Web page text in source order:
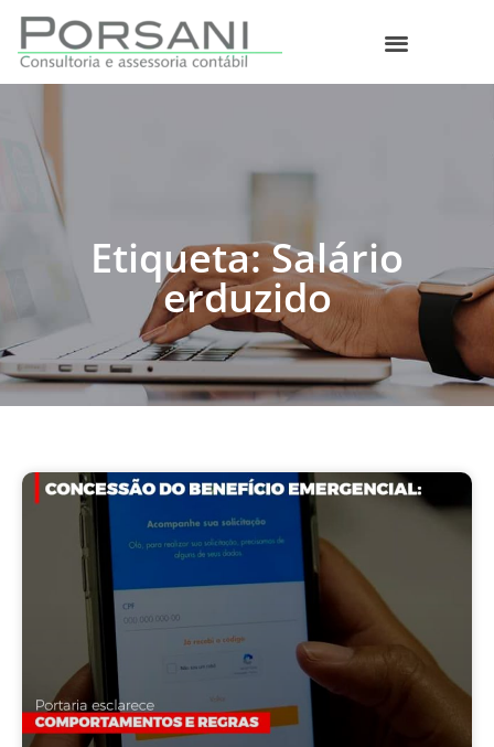
Etiqueta: Salário
erduzido